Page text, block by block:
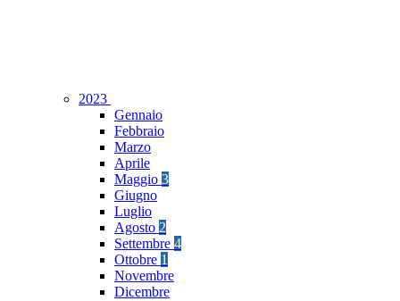
2023
Gennaio
Febbraio
Marzo
Aprile
Maggio 3
Giugno
Luglio
Agosto 2
Settembre 4
Ottobre 1
Novembre
Dicembre